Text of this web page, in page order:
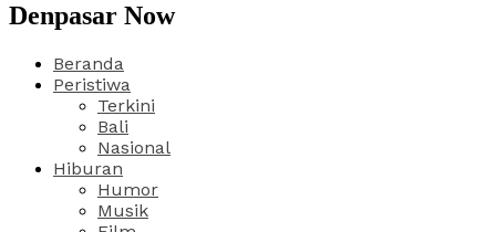
Denpasar Now
Beranda
Peristiwa
Terkini
Bali
Nasional
Hiburan
Humor
Musik